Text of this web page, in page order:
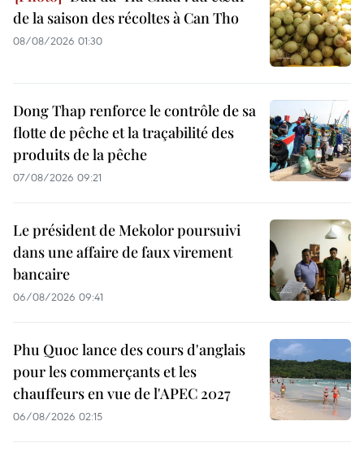
de la saison des récoltes à Can Tho
08/08/2026 01:30
Dong Thap renforce le contrôle de sa
flotte de pêche et la traçabilité des
produits de la pêche
07/08/2026 09:21
Le président de Mekolor poursuivi
dans une affaire de faux virement
bancaire
06/08/2026 09:41
Phu Quoc lance des cours d'anglais
pour les commerçants et les
chauffeurs en vue de l'APEC 2027
06/08/2026 02:15